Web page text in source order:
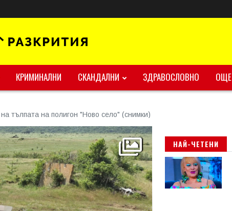
КРИМИНАЛНИ СКАНДАЛНИ ЗДРАВОСЛОВНО ОЩЕ
тълпата на полигон "Ново село" (снимки)
НАЙ-ЧЕТЕНИ